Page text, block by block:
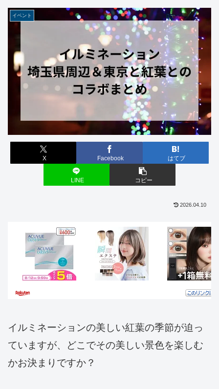
イベント
X Facebook はてブ
LINE コピー
2026.04.10
イルミネーションの美しい紅葉の季節が迫っ
ていますが、どこでその美しい景色を楽しむ
かお決まりですか？